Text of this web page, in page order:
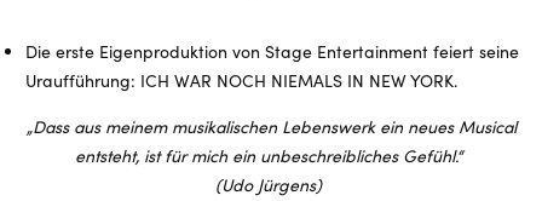
Die erste Eigenproduktion von Stage Entertainment feiert seine
Uraufführung: ICH WAR NOCH NIEMALS IN NEW YORK.
„Dass aus meinem musikalischen Lebenswerk ein neues Musical
entsteht, ist für mich ein unbeschreibliches Gefühl.“
(Udo Jürgens)